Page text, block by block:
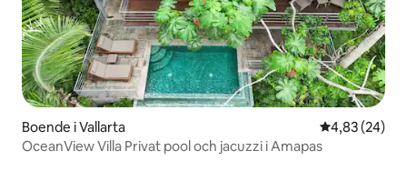
Boende i Vallarta 4,83 av 5 i
4,83 (24)
OceanView Villa Privat pool och jacuzzi i Amapas